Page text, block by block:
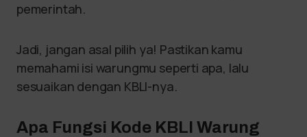
pemerintah.
Jadi, jangan asal pilih ya! Pastikan kamu
memahami isi warungmu seperti apa, lalu
sesuaikan dengan KBLI-nya.
Apa Fungsi Kode KBLI Warung